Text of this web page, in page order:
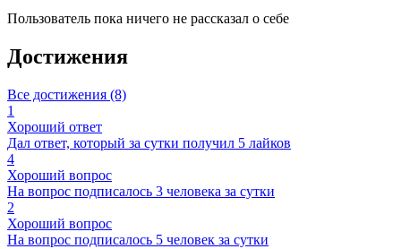
Пользователь пока ничего не рассказал о себе
Достижения
Все достижения (8)
1
Хороший ответ
Дал ответ, который за сутки получил 5 лайков
4
Хороший вопрос
На вопрос подписалось 3 человека за сутки
2
Хороший вопрос
На вопрос подписалось 5 человек за сутки